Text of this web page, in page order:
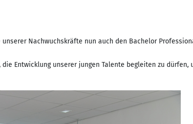
Nachwuchskräfte nun auch den Bachelor
Entwicklung unserer jungen Talente begleiten zu